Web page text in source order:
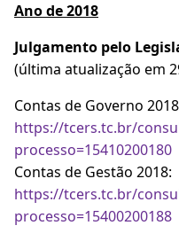
Ano de 2018
Julgamento pelo
(última atualização em
Contas de Governo
https://tcers.tc.br/
processo=15410200180
Contas de Gestão 2018:
https://tcers.tc.br/
processo=15400200188